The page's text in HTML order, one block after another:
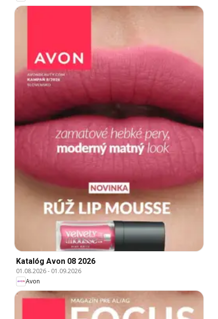
Katalóg Avon 08 2026
01.08.2026- 01.09.2026
Avon